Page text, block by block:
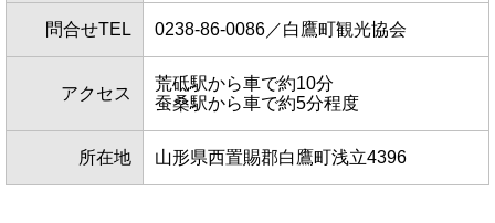
問合せTEL 0238-86-0086／白鷹町観光協会
アクセス
荒砥駅から車で約10分
蚕桑駅から車で約5分程度
所在地 山形県西置賜郡白鷹町浅立4396